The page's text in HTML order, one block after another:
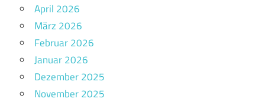
April 2026
März 2026
Februar 2026
Januar 2026
Dezember 2025
November 2025